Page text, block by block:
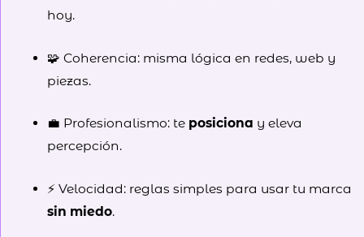
hoy.
🧩 Coherencia: misma lógica en redes, web y
piezas.
💼 Profesionalismo: te posiciona y eleva
percepción.
⚡ Velocidad: reglas simples para usar tu marca
sin miedo.